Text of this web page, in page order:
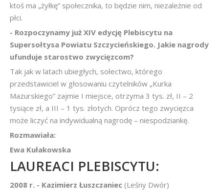
ktoś ma „żyłkę” społecznika, to będzie nim, niezależnie od
płci.
- Rozpoczynamy już XIV edycję Plebiscytu na
Supersołtysa Powiatu Szczycieńskiego. Jakie nagrody
ufunduje starostwo zwycięzcom?
Tak jak w latach ubiegłych, sołectwo, którego
przedstawiciel w głosowaniu czytelników „Kurka
Mazurskiego” zajmie I miejsce, otrzyma 3 tys. zł, II – 2
tysiące zł, a III – 1 tys. złotych. Oprócz tego zwycięzca
może liczyć na indywidualną nagrodę – niespodziankę.
Rozmawiała:
Ewa Kułakowska
LAUREACI PLEBISCYTU:
2008 r. - Kazimierz Łuszczaniec (Leśny Dwór)